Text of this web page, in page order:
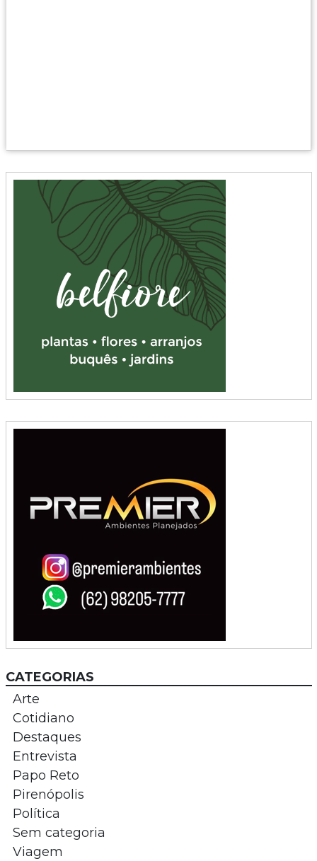
CATEGORIAS
Arte
Cotidiano
Destaques
Entrevista
Papo Reto
Pirenópolis
Política
Sem categoria
Viagem